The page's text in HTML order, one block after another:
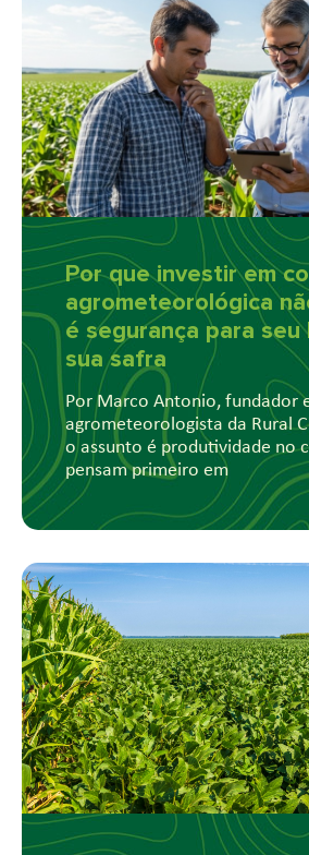
Por que investir em
agrometeorológica
é segurança para seu
sua safra
Por Marco Antonio, fundador
agrometeorologista da Rural
o assunto é produtividade no
pensam primeiro em